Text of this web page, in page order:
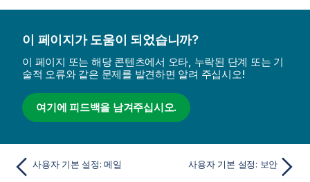
이 페이지가 도움이 되었습니까?
이 페이지 또는 해당 콘텐츠에서 오타, 누락된 단계 또는 기
술적 오류와 같은 문제를 발견하면 알려 주십시오!
여기에 피드백을 남겨주십시오.
사용자 기본 설정: 메일 사용자 기본 설정: 보안